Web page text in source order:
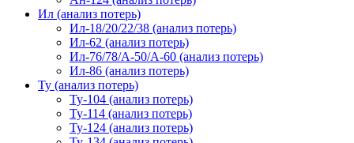
Ил (анализ потерь)
Ил-18/20/22/38 (анализ потерь)
Ил-62 (анализ потерь)
Ил-76/78/А-50/А-60 (анализ потерь)
Ил-86 (анализ потерь)
Ту (анализ потерь)
Ту-104 (анализ потерь)
Ту-114 (анализ потерь)
Ту-124 (анализ потерь)